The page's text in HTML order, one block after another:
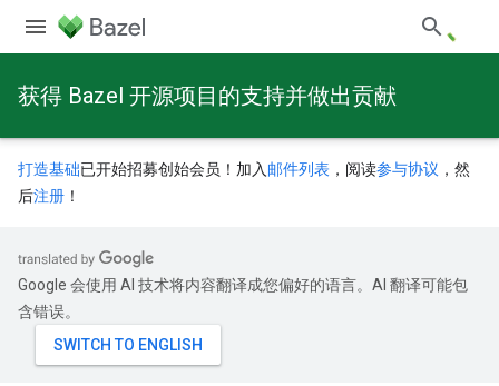
获得 Bazel 开源项目的支持并做出贡献
打造基础已开始招募创始会员！加入 邮件列表 ，阅读参与协议 ，然
后注册 ！
Google 会使用 AI 技术将内容翻译成您偏好的语言。AI 翻译可能包
含错误。